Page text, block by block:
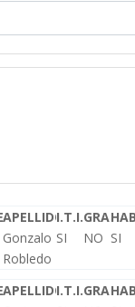
APELLIDOS
Gonzalo
Robledo
I.T.I.
SI
GRADO
NO SI
APELLIDOS
I.T.I.GRADO